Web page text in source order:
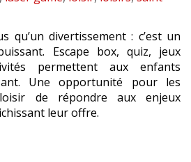
qu’un divertissement : c’est un
Escape box, quiz, jeux
permettent aux enfants
Une opportunité pour les
de répondre aux enjeux
leur offre.